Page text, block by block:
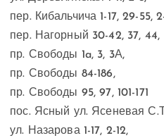
пер. Кибальчича 1-17, 29-55,
пер. Нагорный 30-42, 37, 44,
пр. Свободы 1a, 3, 3А,
пр. Свободы 84-186,
пр. Свободы 95, 97, 101-171
пос. Ясный ул. Ясеневая
ул. Назарова 1-17, 2-12,